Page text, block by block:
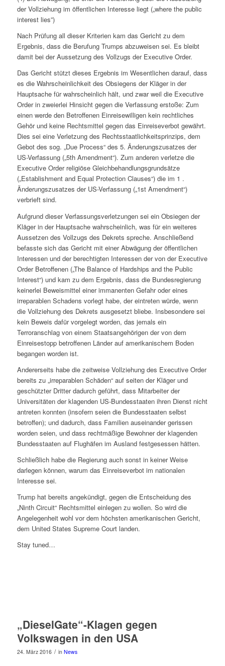
der Vollziehung im öffentlichen Interesse liegt („where the public
interest lies”)
Nach Prüfung all dieser Kriterien kam das Gericht zu dem
Ergebnis, dass die Berufung Trumps abzuweisen sei. Es bleibt
damit bei der Aussetzung des Vollzugs der Executive Order.
Das Gericht stützt dieses Ergebnis im Wesentlichen darauf, dass
es die Wahrscheinlichkeit des Obsiegens der Kläger in der
Hauptsache für wahrscheinlich hält, und zwar weil die Executive
Orderin zweierlei Hinsicht gegen die Verfassung erstoße: Zum
einen werde den Betroffenen Einreisewilligen kein rechtliches
Gehör und keine Rechtsmittel gegen das Einreiseverbot gewährt.
Dies sei eine Verletzung des Rechtsstaatlichkeitsprinzips, dem
Gebot des sog. „Due Process“ des 5. Änderungszusatzes der
US-Verfassung („5th Amendment“). Zum anderen verletze die
Executive Order religiöse Gleichbehandlungsgrundsätze
(„Establishment and Equal Protection Clauses“) die im 1 .
Änderungszusatzes der US-Verfassung („1st Amendment“)
verbrieft sind.
Aufgrund dieser Verfassungsverletzungen sei ein Obsiegen der
Kläger in der Hauptsache wahrscheinlich, was für ein weiteres
Aussetzen des Vollzugs des Dekrets spreche. Anschließend
befasste sich das Gericht mit einer Abwägung der öffentlichen
Interessen und der berechtigten Interessen der von der Executive
Order Betroffenen („The Balance of Hardships and the Public
Interest“) und kam zu dem Ergebnis, dass die Bundesregierung
keinerlei Beweismittel einer immanenten Gefahr oder eines
irreparablen Schadens vorlegt habe, der eintreten würde, wenn
die Vollziehung des Dekrets ausgesetzt bliebe. Insbesondere sei
kein Beweis dafür vorgelegt worden, das jemals ein
Terroranschlag von einem Staatsangehörigen der von dem
Einreisestopp betroffenen Länder auf amerikanischem Boden
begangen worden ist.
Andererseits habe die zeitweise Vollziehung des Executive Order
bereits zu „irreparablen Schäden“ auf seiten der Kläger und
geschützter Dritter dadurch geführt, dass Mitarbeiter der
Universitäten der klagenden US-Bundesstaaten ihren Dienst nicht
antreten konnten (insofern seien die Bundesstaaten selbst
betroffen); und dadurch, dass Familien auseinander gerissen
worden seien, und dass rechtmäßige Bewohner der klagenden
Bundesstaaten auf Flughäfen im Ausland festgesessen hätten.
Schließlich habe die Regierung auch sonst in keiner Weise
darlegen können, warum das Einreiseverbot im nationalen
Interesse sei.
Trump hat bereits angekündigt, gegen die Entscheidung des
„Ninth Circuit“ Rechtsmittel einlegen zu wollen. So wird die
Angelegenheit wohl vor dem höchsten amerikanischen Gericht,
dem United States Supreme Court landen.
Stay tuned…
„DieselGate“-Klagen gegen
Volkswagen in den USA
24. März 2016 / in News